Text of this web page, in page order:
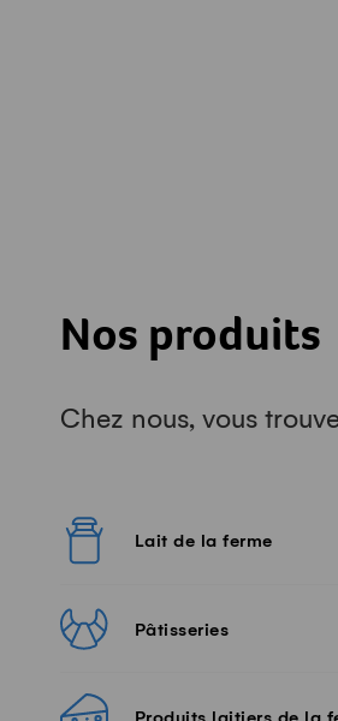
Nos produits
Chez nous, vous
Lait de la ferme
Pâtisseries